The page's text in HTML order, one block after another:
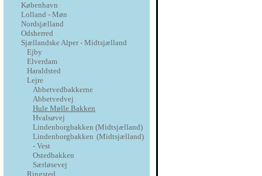
København
Lolland - Møn
Nordsjælland
Odsherred
Sjællandske Alper - Midtsjælland
Ejby
Elverdam
Haraldsted
Lejre
Abbetvedbakkerne
Abbetvedvej
Hule Mølle Bakken
Hvalsøvej
Lindenborgbakken (Midtsjælland)
Lindenborgbakken (Midtsjælland)
- Vest
Ostedbakken
Særløsevej
Ringsted